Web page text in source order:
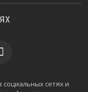
сетях и